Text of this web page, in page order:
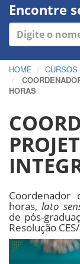
Encontre
HOME
HORAS
horas, lato
de pós-
Resolução